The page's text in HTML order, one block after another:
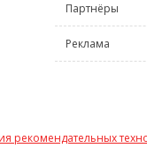
Партнёры
Реклама
рекомендательных